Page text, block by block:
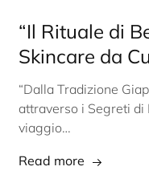
“Il Rituale di
Skincare da
“Dalla Tradizione
attraverso i Segreti di
viaggio…
Read more